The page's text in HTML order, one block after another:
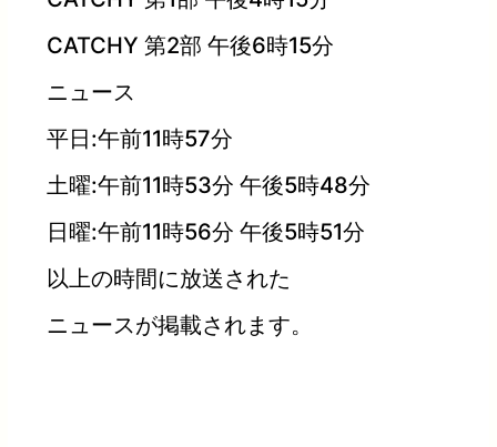
CATCHY 第2部 午後6時15分
ニュース
平日:午前11時57分
土曜:午前11時53分 午後5時48分
日曜:午前11時56分 午後5時51分
以上の時間に放送された
ニュースが掲載されます。